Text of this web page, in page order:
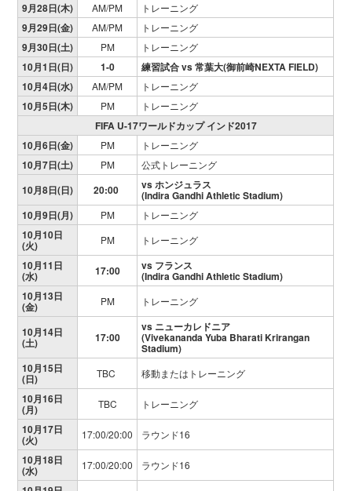
9月28日(木) AM/PM トレーニング
9月29日(金) AM/PM トレーニング
9月30日(土) PM トレーニング
10月1日(日) 1-0 練習試合 vs常葉大(御前崎NEXTA FIELD)
10月4日(水)
AM/PM トレーニング
10月5日(木) PM トレーニング
FIFA U-17ワールドカップ インド2017
10月6日(金)
PM トレーニング
10月7日(土) PM 公式トレーニング
10月8日(日) 20:00 vs ホンジュラス
(Indira Gandhi Athletic Stadium)
10月9日(月)
PM トレーニング
10月10日
(火) PM トレーニング
10月11日
(水) 17:00 vs フランス
(Indira Gandhi Athletic Stadium)
10月13日
(金) PM トレーニング
10月14日
(土) 17:00
vs ニューカレドニア
(Vivekananda Yuba Bharati Krirangan
Stadium)
10月15日
(日) TBC 移動またはトレーニング
10月16日
(月) TBC トレーニング
10月17日
(火) 17:00/20:00 ラウンド16
10月18日
(水) 17:00/20:00 ラウンド16